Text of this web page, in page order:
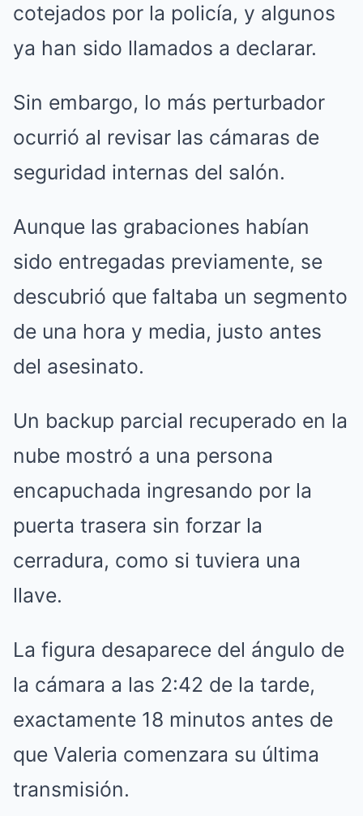
cotejados por la policía, y algunos
ya han sido llamados a declarar.
Sin embargo, lo más perturbador
ocurrió al revisar las cámaras de
seguridad internas del salón.
Aunque las grabaciones habían
sido entregadas previamente, se
descubrió que faltaba un segmento
de una hora y media, justo antes
del asesinato.
Un backup parcial recuperado en la
nube mostró a una persona
encapuchada ingresando por la
puerta trasera sin forzar la
cerradura, como si tuviera una
llave.
La figura desaparece del ángulo de
la cámara a las 2:42 de la tarde,
exactamente 18 minutos antes de
que Valeria comenzara su última
transmisión.